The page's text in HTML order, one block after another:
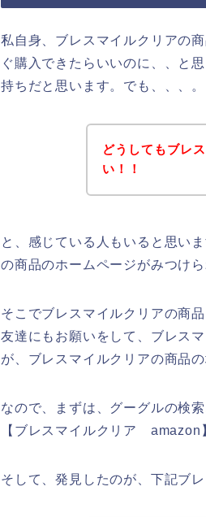
私自身、ブレスマイルクリアの
ぐ購入できたらいいのに、、と
持ちだと思います。でも、、、。
どうしてもブレ
い！！
と、感じている人もいると思い
の商品のホームページがみつけ
そこでブレスマイルクリアの商
友達にもお願いをして、ブレス
が、ブレスマイルクリアの商品
なので、まずは、グーグルの検
【ブレスマイルクリア amazon
そして、発見したのが、下記ブ